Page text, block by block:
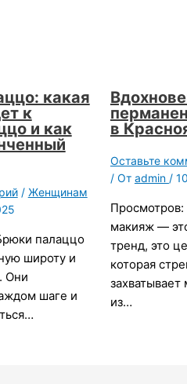
какая
к
и как
/ Женщинам
палаццо
широту и
Они
шаге и
в
Оставьте
/ От admin /
макияж —
тренд, это
которая
из…